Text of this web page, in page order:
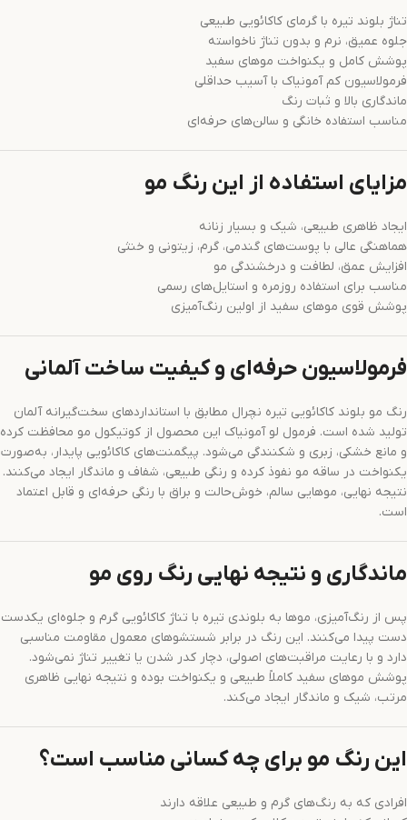
تناژ بلوند تیره با گرمای کاکائویی طبیعی
جلوه عمیق، نرم و بدون تناژ ناخواسته
پوشش کامل و یکنواخت موهای سفید
فرمولاسیون کم آمونیاک با آسیب حداقلی
ماندگاری بالا و ثبات رنگ
مناسب استفاده خانگی و سالن‌های حرفه‌ای
مزایای استفاده از این رنگ مو
ایجاد ظاهری طبیعی، شیک و بسیار زنانه
هماهنگی عالی با پوست‌های گندمی، گرم، زیتونی و خنثی
افزایش عمق، لطافت و درخشندگی مو
مناسب برای استفاده روزمره و استایل‌های رسمی
پوشش قوی موهای سفید از اولین رنگ‌آمیزی
فرمولاسیون حرفه‌ای و کیفیت ساخت آلمانی
رنگ مو بلوند کاکائویی تیره نچرال مطابق با استانداردهای سخت‌گیرانه آلمان
تولید شده است. فرمول لو آمونیاک این محصول از کوتیکول مو محافظت کرده
و مانع خشکی، زبری و شکنندگی می‌شود. پیگمنت‌های کاکائویی پایدار، به‌صورت
یکنواخت در ساقه مو نفوذ کرده و رنگی طبیعی، شفاف و ماندگار ایجاد می‌کنند.
نتیجه نهایی، موهایی سالم، خوش‌حالت و براق با رنگی حرفه‌ای و قابل اعتماد
است.
ماندگاری و نتیجه نهایی رنگ روی مو
پس از رنگ‌آمیزی، موها به بلوندی تیره با تناژ کاکائویی گرم و جلوه‌ای یکدست
دست پیدا می‌کنند. این رنگ در برابر شستشوهای معمول مقاومت مناسبی
دارد و با رعایت مراقبت‌های اصولی، دچار کدر شدن یا تغییر تناژ نمی‌شود.
پوشش موهای سفید کاملاً طبیعی و یکنواخت بوده و نتیجه نهایی ظاهری
مرتب، شیک و ماندگار ایجاد می‌کند.
این رنگ مو برای چه کسانی مناسب است؟
افرادی که به رنگ‌های گرم و طبیعی علاقه دارند